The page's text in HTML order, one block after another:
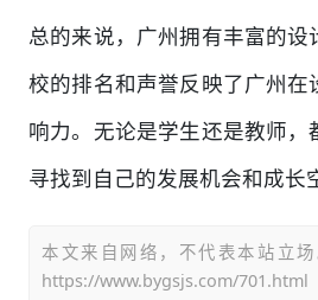
总的来说，广州拥有丰富的
校的排名和声誉反映了广州在
响力。无论是学生还是教师，
寻找到自己的发展机会和成长
本文来自网络，不代表本站立场
https://www.bygsjs.com/701.html